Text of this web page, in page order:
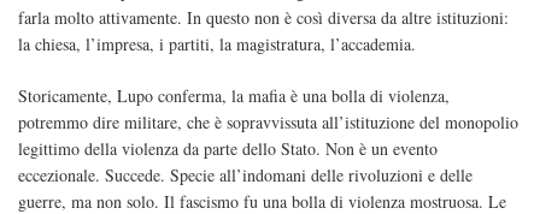
farla molto attivamente. In questo non è così diversa da altre istituzioni:
la chiesa, l’impresa, i partiti, la magistratura, l’accademia.
Storicamente, Lupo conferma, la mafia è una bolla di violenza,
potremmo dire militare, che è sopravvissuta all’istituzione del monopolio
legittimo della violenza da parte dello Stato. Non è un evento
eccezionale. Succede. Specie all’indomani delle rivoluzioni e delle
guerre, ma non solo. Il fascismo fu una bolla di violenza mostruosa. Le